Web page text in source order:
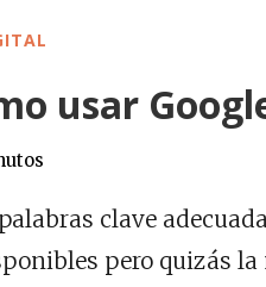
usar
clave
pero quizás la